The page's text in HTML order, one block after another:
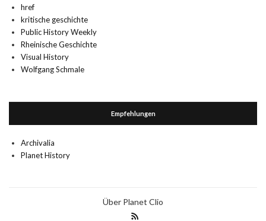
href
kritische geschichte
Public History Weekly
Rheinische Geschichte
Visual History
Wolfgang Schmale
Empfehlungen
Archivalia
Planet History
Über Planet Clio